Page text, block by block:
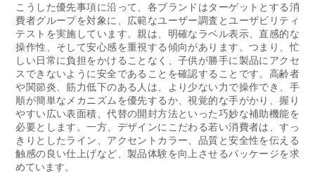
こうした優先事項に沿って、各ブランドはターゲットとする消
費者グループを対象に、広範なユーザー調査とユーザビリティ
テストを実施しています。親は、明確なラベル表示、直感的な
操作性、そして安心感を重視する傾向があります。つまり、忙
しい日常に負担をかけることなく、子供が勝手に製品にアクセ
スできないように安全であることを確認することです。高齢者
や関節炎、筋力低下のある人は、より少ない力で操作でき、手
順が簡単なメカニズムを優先するか、視覚的な手がかり、握り
やすい広い表面積、代替の開封方法といった巧妙な補助機能を
必要とします。一方、デザインにこだわる若い消費者は、すっ
きりとしたライン、アクセントカラー、品質と安全性を伝える
触感の良い仕上げなど、製品体験を向上させるパッケージを求
めています。